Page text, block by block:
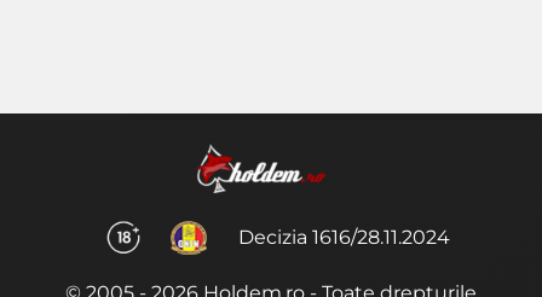
Decizia 1616/28.11.2024